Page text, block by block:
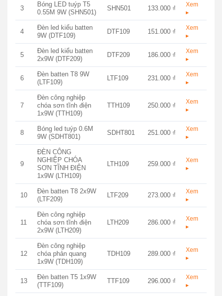
3
Bóng LED tuýp T5
0.55M 9W (SHN501)
SHN501 133.000 ₫
Xem
▸
4
Đèn led kiểu batten
9W (DTF109)
DTF109 151.000 ₫
Xem
▸
5
Đèn led kiểu batten
2x9W (DTF209)
DTF209 186.000 ₫
Xem
▸
6
Đèn batten T8 9W
(LTF109)
LTF109 231.000 ₫
Xem
▸
7
Đèn công nghiệp
chóa sơn tĩnh điện
1x9W (TTH109)
TTH109 250.000 ₫
Xem
▸
8
Bóng led tuýp 0.6M
9W (SDHT801)
SDHT801 251.000 ₫
Xem
▸
9
ĐÈN CÔNG
NGHIỆP CHÓA
SƠN TĨNH ĐIỆN
1x9W (LTH109)
LTH109 259.000 ₫
Xem
▸
10
Đèn batten T8 2x9W
(LTF209)
LTF209 273.000 ₫
Xem
▸
11
Đèn công nghiệp
chóa sơn tĩnh điện
2x9W (LTH209)
LTH209 286.000 ₫
Xem
▸
12
Đèn công nghiệp
chóa phản quang
1x9W (TDH109)
TDH109 289.000 ₫
Xem
▸
13
Đèn batten T5 1x9W
(TTF109)
TTF109 296.000 ₫
Xem
▸